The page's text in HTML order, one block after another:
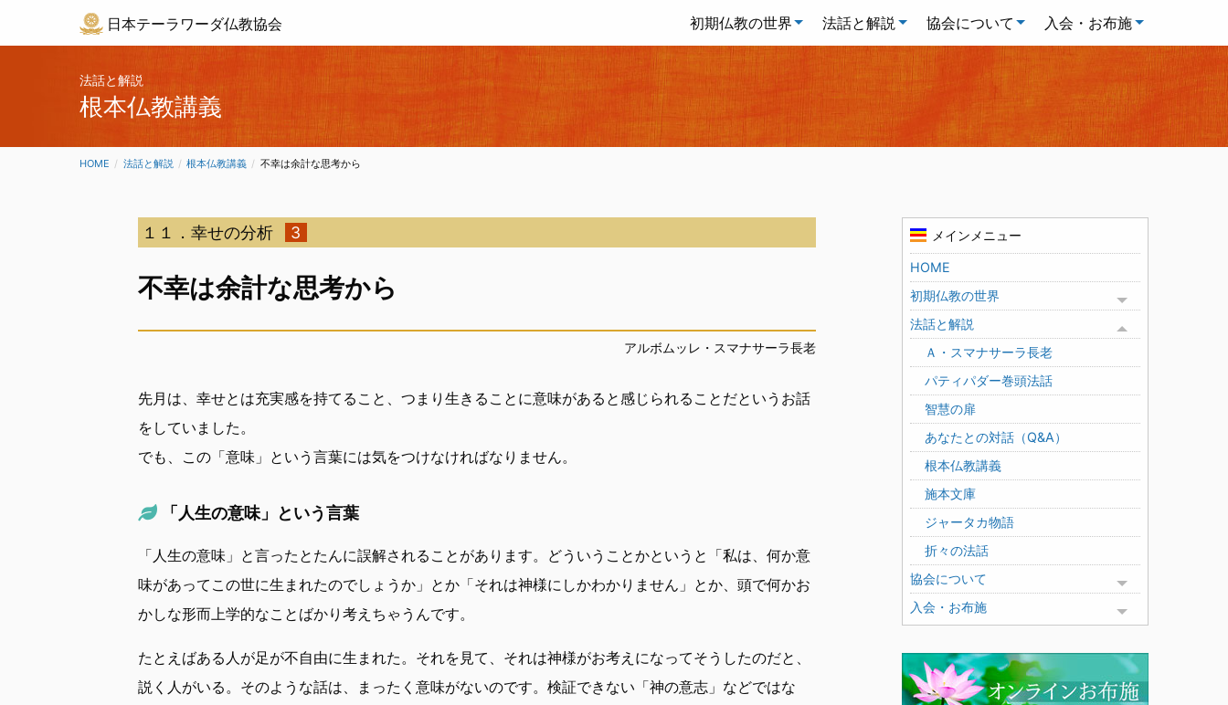
日本テーラワーダ仏教協会 初期仏教の世界 法話と解説 協会について 入会・お布施
法話と解説
根本仏教講義
HOME 法話と解説 根本仏教講義 CURRENT:
不幸は余計な思考から
１１．幸せの分析 3
不幸は余計な思考から
アルボムッレ・スマナサーラ長老
先月は、幸せとは充実感を持てること、つまり生きることに意味があると感じられることだというお話
をしていました。
でも、この「意味」という言葉には気をつけなければなりません。
「人生の意味」という言葉
「人生の意味」と言ったとたんに誤解されることがあります。どういうことかというと「私は、何か意
味があってこの世に生まれたのでしょうか」とか「それは神様にしかわかりません」とか、頭で何かお
かしな形而上学的なことばかり考えちゃうんです。
たとえばある人が足が不自由に生まれた。それを見て、それは神様がお考えになってそうしたのだと、
説く人がいる。そのような話は、まったく意味がないのです。検証できない「神の意志」などではな
メインメニュー
HOME
初期仏教の世界
Toggle menu
法話と解説
Toggle menu
Ａ・スマナサーラ長老
パティパダー巻頭法話
智慧の扉
あなたとの対話（Q&A）
根本仏教講義
施本文庫
ジャータカ物語
折々の法話
協会について
Toggle menu
入会・お布施
Toggle menu